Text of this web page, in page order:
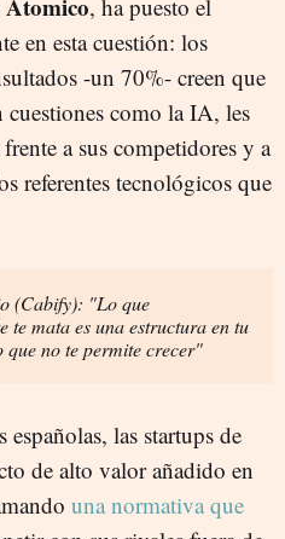
, ha puesto el
en esta cuestión: los
-un 70%- creen que
cuestiones como la IA, les
a sus competidores y a
referentes tecnológicos que
(Cabify): "Lo que
te mata es una estructura en tu
que no te permite crecer"
españolas, las startups de
de alto valor añadido en
una normativa que